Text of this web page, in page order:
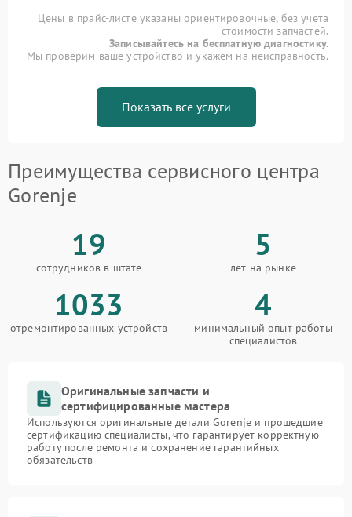
Цены в прайс-листе указаны ориентировочные, без учета
стоимости запчастей.
Записывайтесь на бесплатную диагностику.
Мы проверим ваше устройство и укажем на неисправность.
Показать все услуги
Преимущества сервисного центра
Gorenje
19
сотрудников в штате
5
лет на рынке
1033
отремонтированных устройств
4
минимальный опыт работы
специалистов
Оригинальные запчасти и
сертифицированные мастера
Используются оригинальные детали Gorenje и прошедшие
сертификацию специалисты, что гарантирует корректную
работу после ремонта и сохранение гарантийных
обязательств